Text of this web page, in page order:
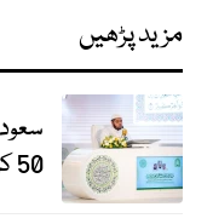
مزید پڑھیں
50 کروڑ سے زائد کے انعامات تقسیم